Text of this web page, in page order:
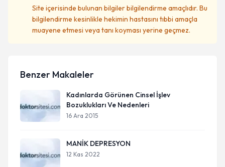
Site içerisinde bulunan bilgiler bilgilendirme amaçlıdır. Bu
bilgilendirme kesinlikle hekimin hastasını tıbbi amaçla
muayene etmesi veya tanı koyması yerine geçmez.
Benzer Makaleler
Kadınlarda Görünen Cinsel İşlev
Bozuklukları Ve Nedenleri
16 Ara 2015
MANİK DEPRESYON
12 Kas 2022